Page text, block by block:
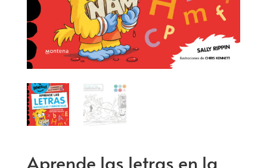
Aprende las letras en la